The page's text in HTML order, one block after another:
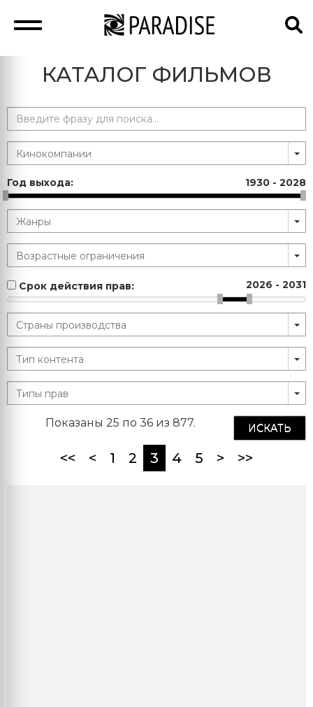
КАТАЛОГ ФИЛЬМОВ
Год выхода: 1930 - 2028
Срок действия прав: 2026 - 2031
ИСКАТЬ
Показаны 25 по 36 из 877.
<< < 1 2 3 (current)
4 5 > >>